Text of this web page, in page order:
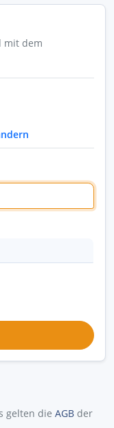
mit dem
gelten die AGB der